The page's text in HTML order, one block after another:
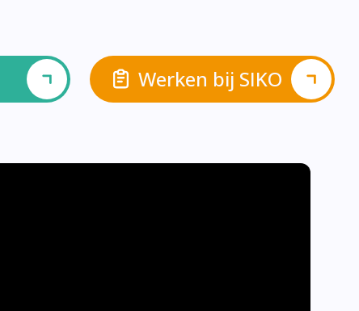
Werken bij SIKO